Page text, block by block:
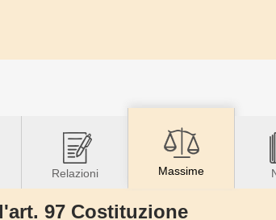
Relazioni Massime
97 Costituzione